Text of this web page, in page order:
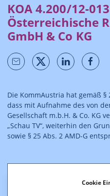
Cookie
KOA 4.200/12-
Österreichische
GmbH & Co KG
Die KommAustria hat gemäß §
dass mit Aufnahme des von
Gesellschaft m.b.H. & Co. KG
„Schau TV“, weiterhin den
sowie § 25 Abs. 2 AMD-G
Der Bescheid ist rechtskräftig.